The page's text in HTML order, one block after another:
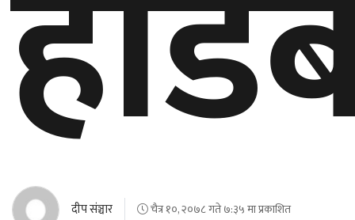
अमेरिका
एसिया
यूरोप
जापान
दीप संञ्चार चैत्र १०, २०७८ गते ७:३५ मा प्रकाशित